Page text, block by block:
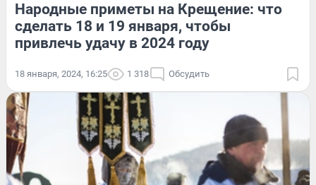
Народные приметы на Крещение: что
сделать 18 и 19 января, чтобы
привлечь удачу в 2024 году
18 января, 2024, 16:25 1 318 Обсудить